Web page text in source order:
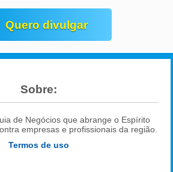
Quero divulgar
Sobre:
de Negócios que abrange o Espírito
empresas e profissionais da região.
Termos de uso